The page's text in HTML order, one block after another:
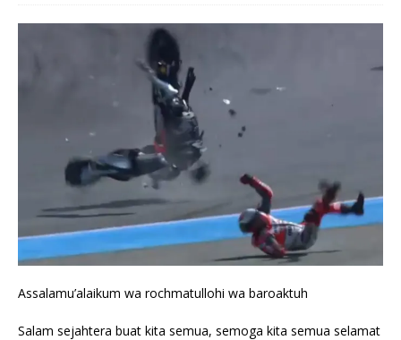
Assalamu’alaikum wa rochmatullohi wa baroaktuh
Salam sejahtera buat kita semua, semoga kita semua selamat